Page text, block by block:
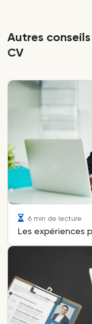
Autres
CV
6 min de lecture
Les expériences